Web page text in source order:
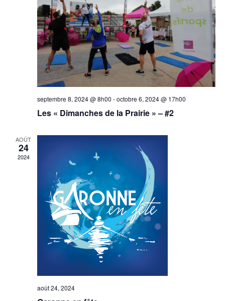
septembre 8, 2024 @ 8h00 -octobre 6, 2024 @ 17h00
Les « Dimanches de la Prairie » – #2
AOÛT
24
2024
août 24, 2024